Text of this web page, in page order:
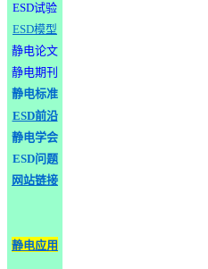
ESD试验
ESD模型
静电论文
静电期刊
静电标准
ESD前沿
静电学会
ESD问题
网站链接
静电应用